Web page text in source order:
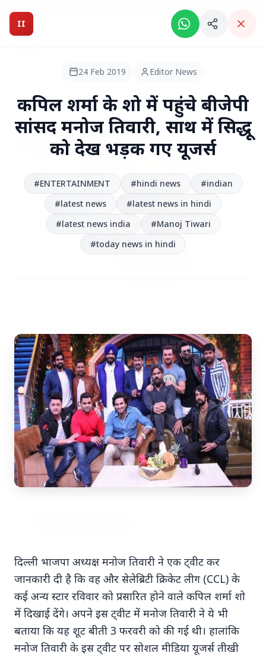
Breaking News: Intelligent India Magazine is now live.
II
HEADLINES
TOP STORIES
7 Jun 2026
अंशुल कुंचा कौन थे? अमेरिका में
'फर्जी' पिज्जा ऑर्डर डिलीवर करते हुए
भारतीय युवक की गोली मारकर हत्या,
परिवार का आरोप - "ट्रैप था"
अमेरिका में 'फर्जी' पिज्जा ऑर्डर डिलीवर करते हुए
भारतीय युवक की गोली मारकर हत्या, परिवार का
आरोप - "ट्रैप था" एक चौंकान...
Top Stories
II
24 Feb 2019 Editor News
कपिल शर्मा के शो में पहुंचे बीजेपी
सांसद मनोज तिवारी, साथ में सिद्धू
को देख भड़क गए यूजर्स
#ENTERTAINMENT #hindi news
#indian
#latest news
#latest news in hindi
#latest news india
#Manoj Tiwari
#today news in hindi
दिल्ली भाजपा अध्यक्ष मनोज तिवारी ने एक ट्वीट कर
जानकारी दी है कि वह और सेलेब्रिटी क्रिकेट लीग (CCL) के
कई अन्य स्टार रविवार को प्रसारित होने वाले कपिल शर्मा शो
में दिखाई देंगे। अपने इस ट्वीट में मनोज तिवारी ने ये भी
बताया कि यह शूट बीती 3 फरवरी को की गई थी। हालांकि
मनोज तिवारी के इस ट्वीट पर सोशल मीडिया यूजर्स तीखी